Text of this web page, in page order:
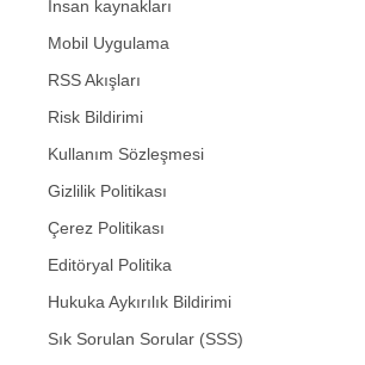
İnsan kaynakları
Mobil Uygulama
RSS Akışları
Risk Bildirimi
Kullanım Sözleşmesi
Gizlilik Politikası
Çerez Politikası
Editöryal Politika
Hukuka Aykırılık Bildirimi
Sık Sorulan Sorular (SSS)